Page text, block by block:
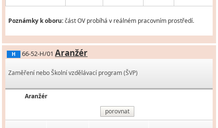
Poznámky k oboru:část OV probíhá v reálném pracovním prostředí.
H 66-52-H/01 Aranžér
Zaměření nebo Školní vzdělávací program (ŠVP)
Aranžér
porovnat